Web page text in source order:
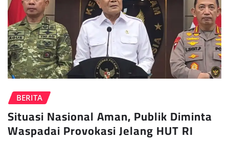
BERITA
Situasi Nasional Aman, Publik Diminta
Waspadai Provokasi Jelang HUT RI